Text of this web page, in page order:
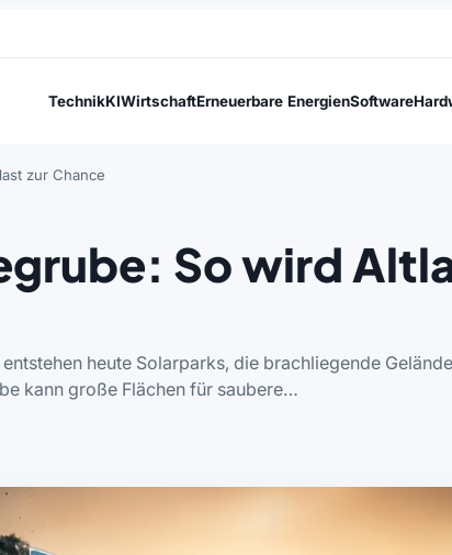
TechnikKIWirtschaftErneuerbare EnergienSoftware
zur Chance
So wird
heute Solarparks, die brachliegende
kann große Flächen für saubere…